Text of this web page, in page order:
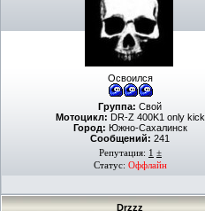
Освоился
Группа: Свой
Мотоцикл: DR-Z 400K1 only kick
Город: Южно-Сахалинск
Сообщений: 241
Репутация: 1 ±
Статус: Оффлайн
Drzzz